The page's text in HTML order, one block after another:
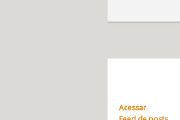
Acessar